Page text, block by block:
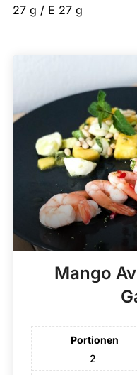
27 g / E 27 g
Mango
Portionen
2